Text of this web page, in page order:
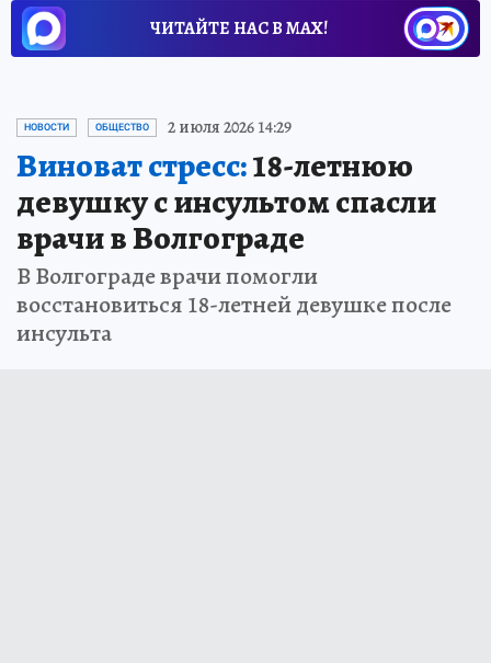
ЧИТАЙТЕ НАС В МАХ!
НОВОСТИ ОБЩЕСТВО 2 июля 2026 14:29
Виноват стресс:18-летнюю
девушку с инсультом спасли
врачи в Волгограде
В Волгограде врачи помогли
восстановиться 18-летней девушке после
инсульта